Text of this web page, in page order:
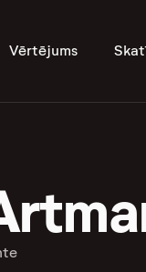
Vērtējums